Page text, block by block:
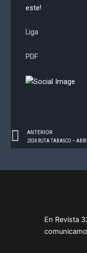
este!
Liga
PDF
Prev
ANTERIOR
2024 RUTA TABASCO –
En Revista